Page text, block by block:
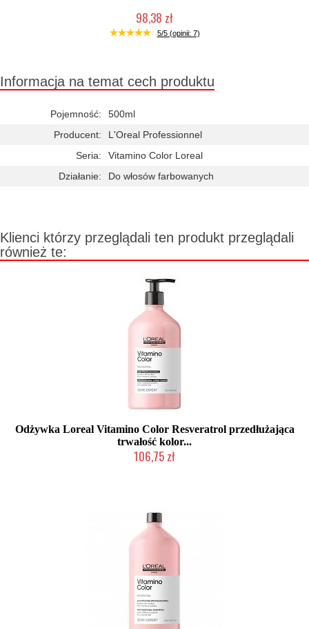
98,38 zł
Duża ilość (wysyłka w 24h)
5/5 (opinii: 7)
Informacja na temat cech produktu
Pojemność:
500ml
Producent:
L'Oreal Professionnel
Seria:
Vitamino Color Loreal
Działanie:
Do włosów farbowanych
Klienci którzy przeglądali ten produkt przeglądali
również te:
Odżywka Loreal Vitamino Color Resveratrol przedłużająca
trwałość kolor...
106,75 zł